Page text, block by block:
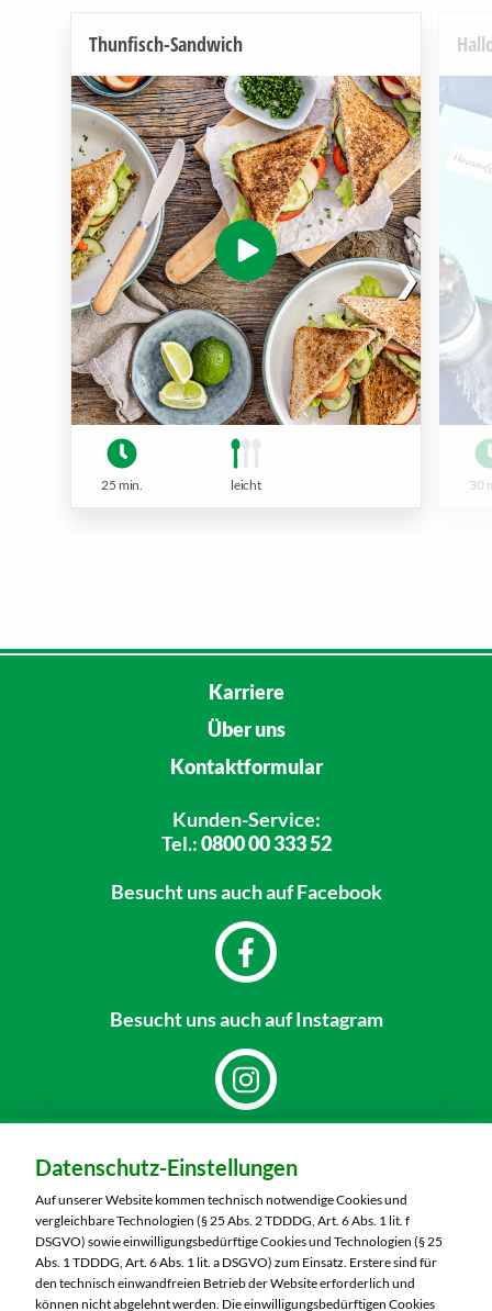
Thunfisch-Sandwich
25 min. leicht 30
Karriere
Über uns
Kontaktformular
Kunden-Service:
Tel.:0800 00 333 52
Besucht unsauch auf Facebook
Besucht unsauch auf Instagram
MARKTKAUF Bautzen
Niederkainaer Straße 14
02625 Bautzen
Telefon:03591 6280
Datenschutz-Einstellungen
Auf unserer Website kommen technisch notwendige Cookies und
vergleichbare Technologien (§ 25 Abs. 2 TDDDG, Art. 6 Abs. 1 lit. f
DSGVO) sowie einwilligungsbedürftige Cookies und Technologien (§ 25
Abs. 1 TDDDG, Art. 6 Abs. 1 lit. a DSGVO) zum Einsatz. Erstere sind für
den technisch einwandfreien Betrieb der Website erforderlich und
können nicht abgelehnt werden. Die einwilligungsbedürftigen Cookies